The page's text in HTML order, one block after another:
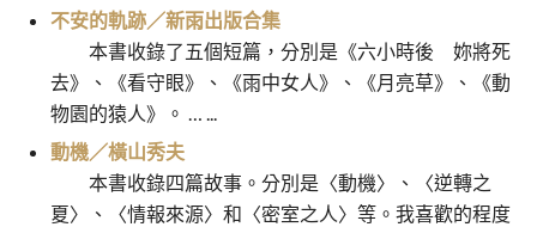
不安的軌跡／新雨出版合集
本書收錄了五個短篇，分別是《六小時後 妳將死
去》、《看守眼》、《雨中女人》、《月亮草》、《動
物園的猿人》。 … ...
動機／橫山秀夫
本書收錄四篇故事。分別是〈動機〉、〈逆轉之
夏〉、〈情報來源〉和〈密室之人〉等。我喜歡的程度